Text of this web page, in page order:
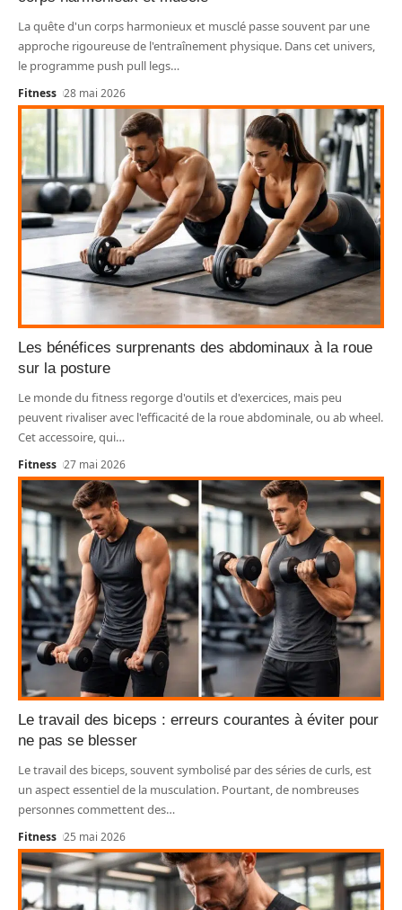
La quête d'un corps harmonieux et musclé passe souvent par une
approche rigoureuse de l'entraînement physique. Dans cet univers,
le programme push pull legs…
Fitness 28 mai 2026
Les bénéfices surprenants des abdominaux à la roue
sur la posture
Le monde du fitness regorge d'outils et d'exercices, mais peu
peuvent rivaliser avec l'efficacité de la roue abdominale, ou ab wheel.
Cet accessoire, qui…
Fitness 27 mai 2026
Le travail des biceps : erreurs courantes à éviter pour
ne pas se blesser
Le travail des biceps, souvent symbolisé par des séries de curls, est
un aspect essentiel de la musculation. Pourtant, de nombreuses
personnes commettent des…
Fitness 25 mai 2026